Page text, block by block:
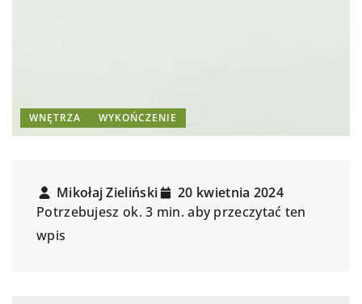
WNĘTRZA WYKOŃCZENIE
Mikołaj Zieliński
20 kwietnia 2024
Potrzebujesz ok. 3 min. aby przeczytać ten
wpis